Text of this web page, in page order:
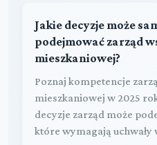
Jakie decyzje może
podejmować zarząd
mieszkaniowej?
Poznaj kompetencje
mieszkaniowej w 2025
decyzje zarząd może
które wymagają uchwały